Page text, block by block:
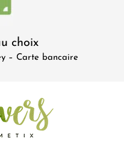
choix
– Carte bancaire